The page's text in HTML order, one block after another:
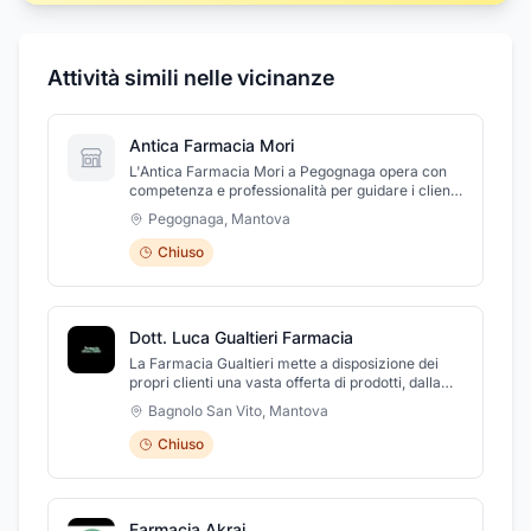
Attività simili nelle vicinanze
Antica Farmacia Mori
L'Antica Farmacia Mori a Pegognaga opera con
competenza e professionalità per guidare i clienti
nella scelta dei farmaci. Presso la farmacia si
trovano anche prodotti di automedicazione,
omeopatici, prodotti antietà, integratori per lo
sport, vitaminici, alimenti dietetici e prodotti
dermocosmetici. La farmacia mette a
disposizione servizi di analisi alimentari, analisi
e degli elementi, oltre a misurazione della
pressione sanguigna. Si effettuano anche
prenotazioni cup.
Pegognaga, Mantova
Chiuso
Dott. Luca Gualtieri Farmacia
La Farmacia Gualtieri mette a disposizione dei
propri clienti una vasta offerta di prodotti, dalla
medicina omeopatica e fitoterapica
all'erboristeria, dai prodotti per l'infanzia ai
cosmetici, alle vitamine ed integratori. La
Farmacia, grazie alla professionalità dei propri
collaboratori altamente qualificati, si dedica alla
cura e al benessere dei propri clienti, guidandoli
Bagnolo San Vito, Mantova
Chiuso